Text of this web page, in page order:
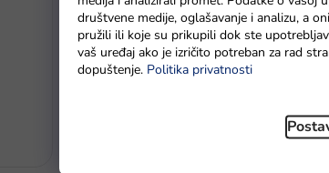
društvene medije, oglašavanje i analizu, a
pružili ili koje su prikupili dok ste
vaš uređaj ako je izričito potreban za rad
dopuštenje. Politika privatnosti